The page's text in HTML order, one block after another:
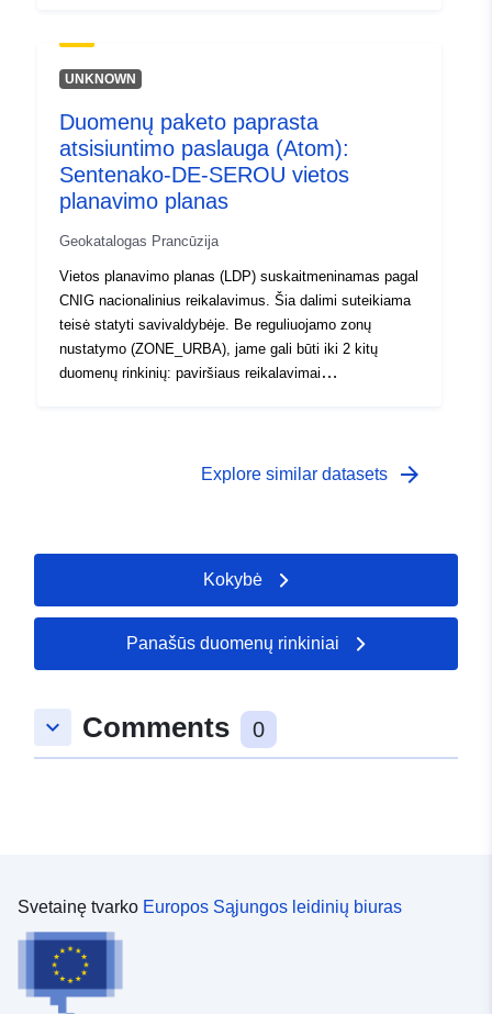
UNKNOWN
Duomenų paketo paprasta
atsisiuntimo paslauga (Atom):
Sentenako-DE-SEROU vietos
planavimo planas
Geokatalogas Prancūzija
Vietos planavimo planas (LDP) suskaitmeninamas pagal
CNIG nacionalinius reikalavimus. Šia dalimi suteikiama
teisė statyti savivaldybėje. Be reguliuojamo zonų
nustatymo (ZONE_URBA), jame gali būti iki 2 kitų
duomenų rinkinių: paviršiaus reikalavimai
Explore similar datasets arrow_forward
Kokybė
Panašūs duomenų rinkiniai
keyboard_arrow_down Comments 0
Svetainę tvarko Europos Sąjungos leidinių biuras